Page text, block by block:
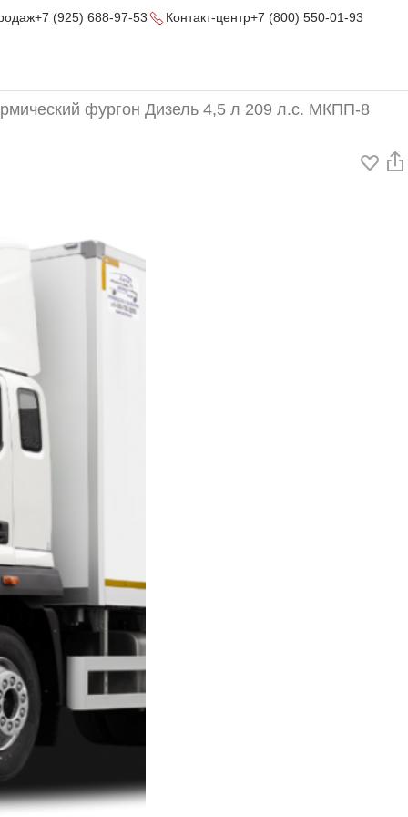
+7 (925) 688-97-53 Контакт-центр+7 (800) 550-01-93
фургон Дизель 4,5 л 209 л.с. МКПП-8